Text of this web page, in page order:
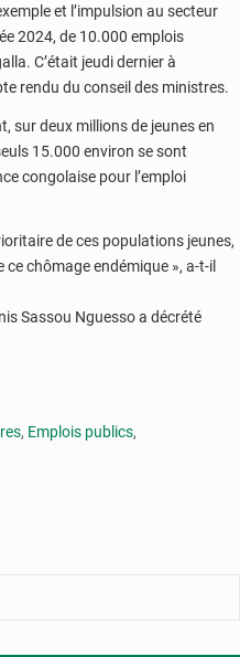
et l’impulsion au secteur
2024, de 10.000 emplois
C’était jeudi dernier à
rendu du conseil des ministres.
sur deux millions de jeunes en
15.000 environ se sont
congolaise pour l’emploi
de ces populations jeunes,
chômage endémique », a-t-il
Sassou Nguesso a décrété
, Emplois publics,